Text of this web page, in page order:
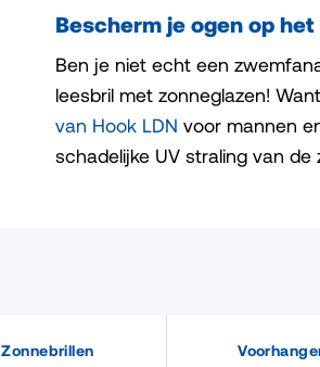
Bescherm je ogen op
Ben je niet echt een
leesbril met zonneglazen!
van Hook LDN voor mannen
schadelijke UV straling van
Zonnebrillen